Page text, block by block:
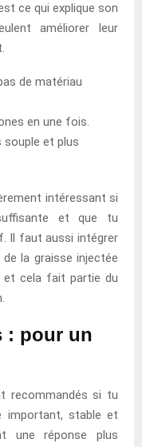
ce qui explique son
améliorer leur
de matériau
en une fois.
souple et plus
intéressant si
et que tu
Il faut aussi intégrer
la graisse injectée
et cela fait partie du
: pour un
recommandés si tu
important, stable et
une réponse plus